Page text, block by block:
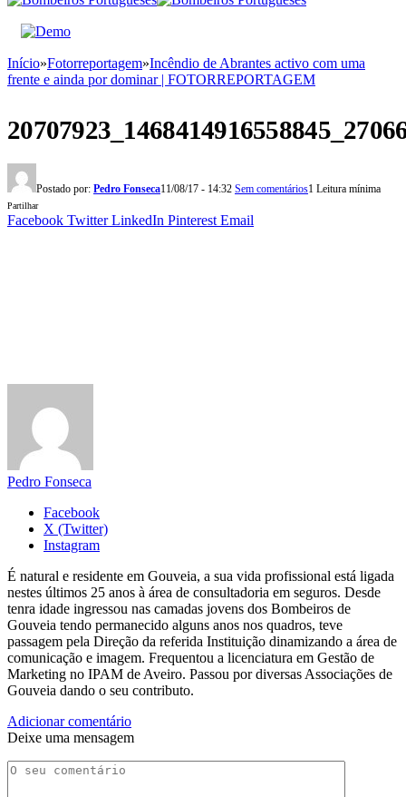
Início»Fotorreportagem»Incêndio de Abrantes activo com uma
frente e ainda por dominar | FOTORREPORTAGEM
Postado por: Pedro Fonseca11/08/17 - 14:32 Sem comentários1 Leitura mínima
Partilhar
Facebook Twitter LinkedIn Pinterest Email
Pedro Fonseca
Facebook
X (Twitter)
Instagram
É natural e residente em Gouveia, a sua vida profissional está ligada
nestes últimos 25 anos à área de consultadoria em seguros. Desde
tenra idade ingressou nas camadas jovens dos Bombeiros de
Gouveia tendo permanecido alguns anos nos quadros, teve
passagem pela Direção da referida Instituição dinamizando a área de
comunicação e imagem. Frequentou a licenciatura em Gestão de
Marketing no IPAM de Aveiro. Passou por diversas Associações de
Gouveia dando o seu contributo.
Adicionar comentário
Deixe uma mensagem